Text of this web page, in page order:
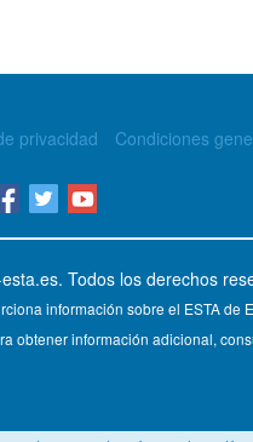
privacidad Condiciones
. Todos los derechos
información sobre el ESTA de
obtener información adicional,